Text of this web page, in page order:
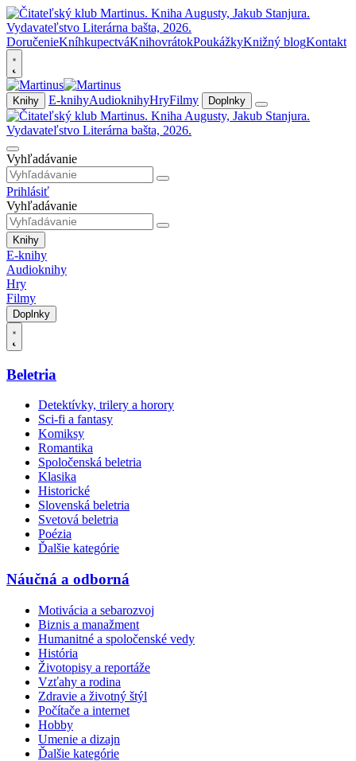
DoručenieKníhkupectváKnihovrátokPoukážkyKnižný blogKontakt
Knihy E-knihyAudioknihyHryFilmy Doplnky
Vyhľadávanie
Prihlásiť
Vyhľadávanie
Knihy
E-knihy
Audioknihy
Hry
Filmy
Doplnky
Beletria
Detektívky, trilery a horory
Sci-fi a fantasy
Komiksy
Romantika
Spoločenská beletria
Klasika
Historické
Slovenská beletria
Svetová beletria
Poézia
Ďalšie kategórie
Náučná a odborná
Motivácia a sebarozvoj
Biznis a manažment
Humanitné a spoločenské vedy
História
Životopisy a reportáže
Vzťahy a rodina
Zdravie a životný štýl
Počítače a internet
Hobby
Umenie a dizajn
Ďalšie kategórie